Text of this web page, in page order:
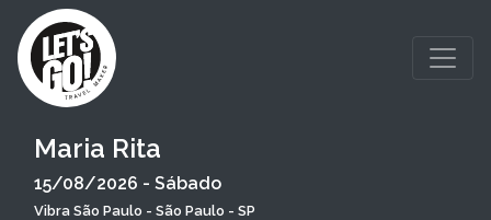
Maria Rita
15/08/2026 - Sábado
Vibra São Paulo - São Paulo - SP